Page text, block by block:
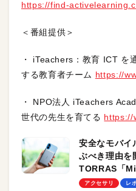
https://find-
＜番組提供＞
・ iTeachers：教育 ICT を
する教育者チーム https://
・ NPO法人 iTeachers
世代の先生を育てる https://
安全なモバイ
ぶべき理由を
TORRAS「
ーも
アクセサリ レ